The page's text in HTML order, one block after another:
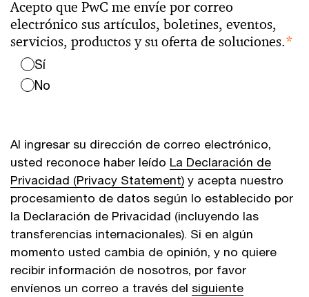
Acepto que PwC me envíe por correo
electrónico sus artículos, boletines, eventos,
servicios, productos y su oferta de soluciones.*
Sí
No
Al ingresar su dirección de correo electrónico,
usted reconoce haber leído La Declaración de
Privacidad (Privacy Statement) y acepta nuestro
procesamiento de datos según lo establecido por
la Declaración de Privacidad (incluyendo las
transferencias internacionales). Si en algún
momento usted cambia de opinión, y no quiere
recibir información de nosotros, por favor
envíenos un correo a través del siguiente